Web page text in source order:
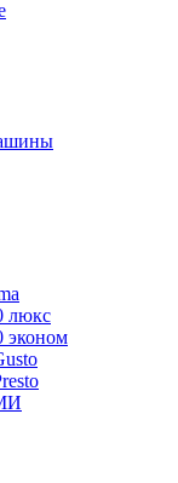
люкс
эконом